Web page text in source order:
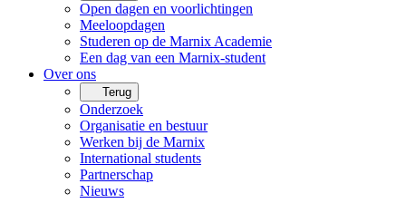
Open dagen en voorlichtingen
Meeloopdagen
Studeren op de Marnix Academie
Een dag van een Marnix-student
Over ons
Terug
Onderzoek
Organisatie en bestuur
Werken bij de Marnix
International students
Partnerschap
Nieuws